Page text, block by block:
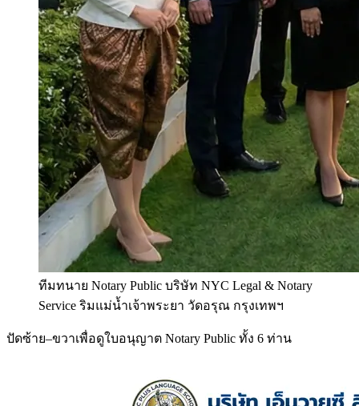
ทีมทนาย Notary Public บริษัท NYC Legal & Notary
Service ริมแม่น้ำเจ้าพระยา วัดอรุณ กรุงเทพฯ
ปัดซ้าย–ขวาเพื่อดูใบอนุญาต Notary Public ทั้ง 6 ท่าน